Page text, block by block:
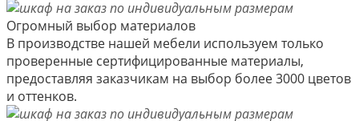
Огромный выбор материалов
В производстве нашей мебели используем только
проверенные сертифицированные материалы,
предоставляя заказчикам на выбор более 3000 цветов
и оттенков.